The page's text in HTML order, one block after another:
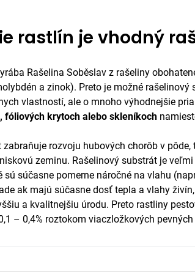
rastlín je vhodný
Rašelina Soběslav z rašeliny
a zinok). Preto je možné
vlastností, ale o mnoho výhodnejšie
fóliových krytoch alebo skleníkoch
rozvoju hubových chorôb v
zeminu. Rašelinový substrát je
súčasne pomerne náročné na vlahu
ak majú súčasne dosť tepla a vlahy
a kvalitnejšiu úrodu. Preto rastliny
– 0,4% roztokom viaczložkových